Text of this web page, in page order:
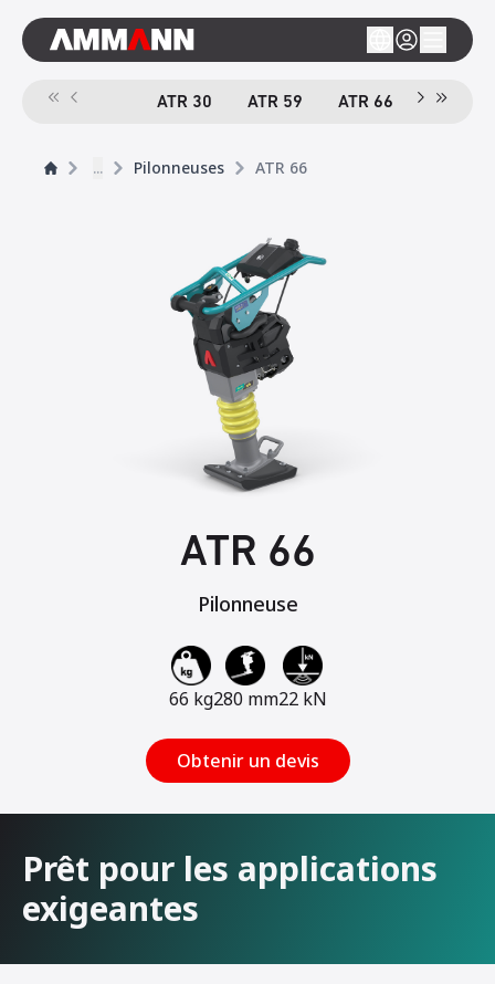
ATR 30 ATR 59 ATR 66 eATR 68
... Pilonneuses ATR 66
ATR 66
Pilonneuse
66 kg280 mm22 kN
Obtenir un devis
Prêt pour les applications
exigeantes